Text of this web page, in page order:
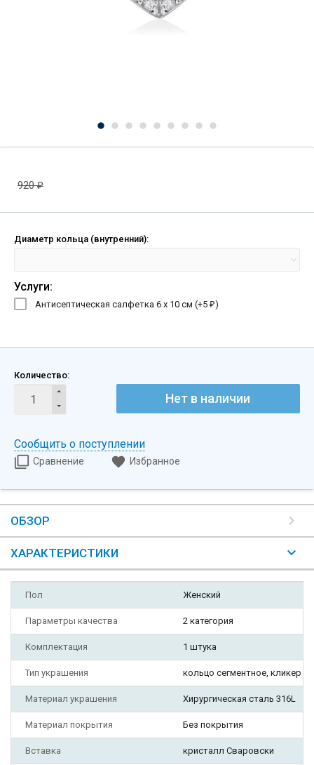
920₽
Диаметр кольца (внутренний):
Услуги:
Антисептическая салфетка 6 х 10 см (+5 ₽)
Количество:
Нет в наличии
Сообщить о поступлении
Сравнение Избранное
ОБЗОР
ХАРАКТЕРИСТИКИ
Пол Женский
Параметры качества 2 категория
Комплектация 1 штука
Тип украшения кольцо сегментное, кликер
Материал украшения Хирургическая сталь 316L
Материал покрытия Без покрытия
Вставка кристалл Сваровски